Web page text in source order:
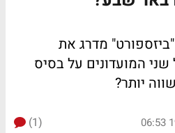
מדרג את
המועדונים על בסיס
יותר?
(1)